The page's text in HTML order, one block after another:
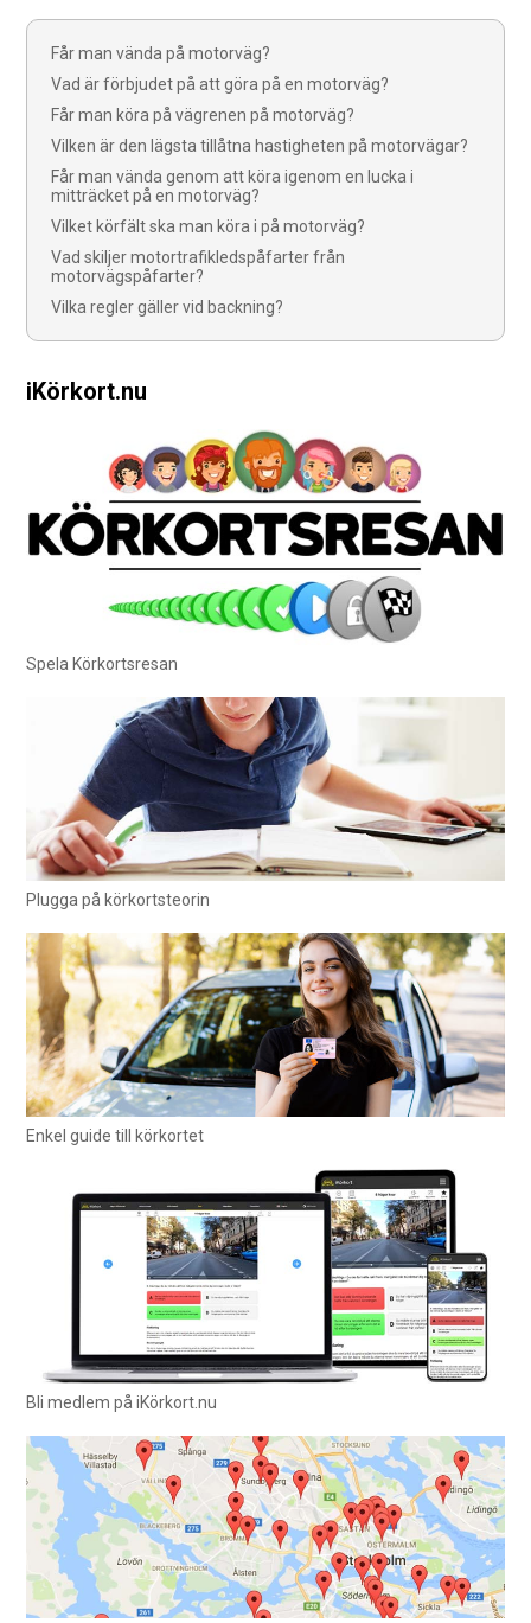
Får man vända på motorväg?
Vad är förbjudet på att göra på en motorväg?
Får man köra på vägrenen på motorväg?
Vilken är den lägsta tillåtna hastigheten på motorvägar?
Får man vända genom att köra igenom en lucka i
mitträcket på en motorväg?
Vilket körfält ska man köra i på motorväg?
Vad skiljer motortrafikledspåfarter från
motorvägspåfarter?
Vilka regler gäller vid backning?
iKörkort.nu
Spela Körkortsresan
Plugga på körkortsteorin
Enkel guide till körkortet
Bli medlem på iKörkort.nu